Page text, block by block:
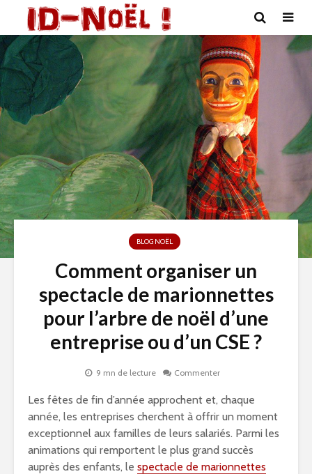
BLOG NOËL
Comment organiser un
spectacle de marionnettes
pour l’arbre de noël d’une
entreprise ou d’un CSE ?
9 mn de lecture Commenter
Les fêtes de fin d’année approchent et, chaque
année, les entreprises cherchent à offrir un moment
exceptionnel aux familles de leurs salariés. Parmi les
animations qui remportent le plus grand succès
auprès des enfants, le spectacle de marionnettes